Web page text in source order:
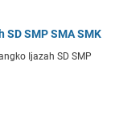
SMP SMA SMK
Ijazah SD SMP